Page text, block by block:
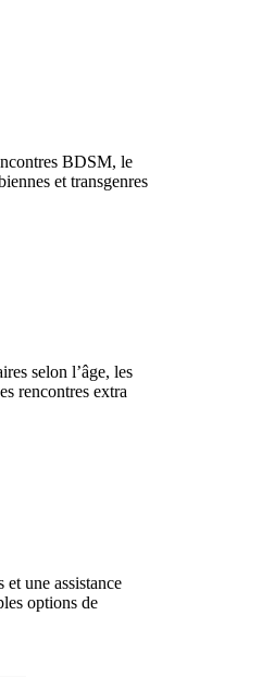
BDSM, le
et transgenres
selon l’âge, les
rencontres extra
une assistance
options de